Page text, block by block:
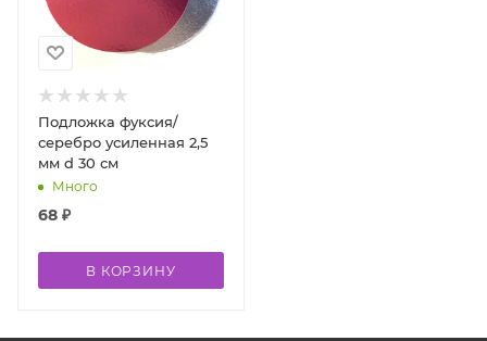
Подложка фуксия/
серебро усиленная 2,5
мм d 30 см
Много
68 ₽
В КОРЗИНУ